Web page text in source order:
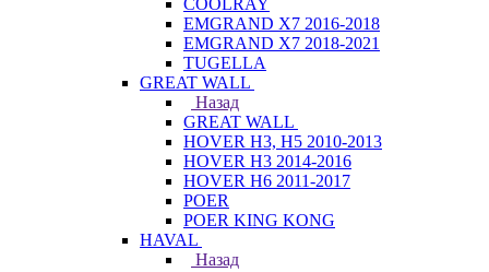
COOLRAY
EMGRAND X7 2016-2018
EMGRAND X7 2018-2021
TUGELLA
GREAT WALL
Назад
GREAT WALL
HOVER H3, H5 2010-2013
HOVER H3 2014-2016
HOVER H6 2011-2017
POER
POER KING KONG
HAVAL
Назад